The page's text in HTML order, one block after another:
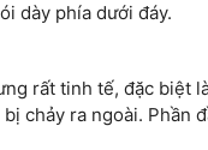
dày phía dưới đáy.
rất tinh tế, đặc biệt
chảy ra ngoài. Phần